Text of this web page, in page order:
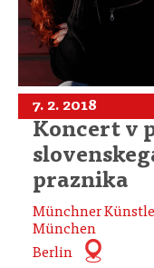
7. 2. 2018
Koncert v
praznika
Münchner
München
Berlin